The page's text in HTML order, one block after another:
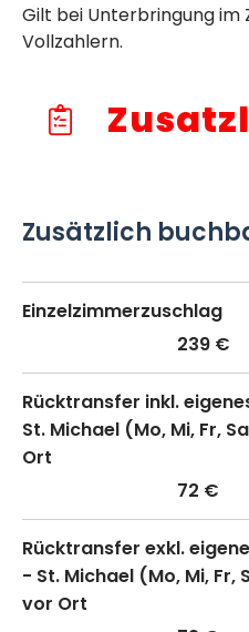
Gilt bei Unterbringung im
Vollzahlern.
Zusätzlich
Einzelzimmerzuschlag
239 €
Rücktransfer inkl.
St. Michael (Mo, Mi, Fr,
Ort
72 €
Rücktransfer exkl.
- St. Michael (Mo, Mi, Fr,
vor Ort